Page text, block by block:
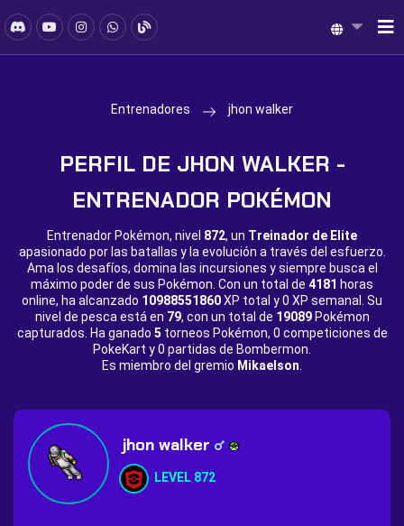
Entrenadores jhon walker
PERFIL DE JHON WALKER -
ENTRENADOR POKÉMON
Entrenador Pokémon, nivel 872, un Treinador de Elite
apasionado por las batallas y la evolución a través del esfuerzo.
Ama los desafíos, domina las incursiones y siempre busca el
máximo poder de sus Pokémon. Con un total de 4181 horas
online, ha alcanzado 10988551860XP total y0 XP semanal. Su
nivel de pesca está en 79, con un total de 19089Pokémon
capturados. Ha ganado 5 torneos Pokémon, 0 competiciones de
PokeKart y0 partidas de Bombermon.
Es miembro del gremio Mikaelson
jhon walker
LEVEL 872